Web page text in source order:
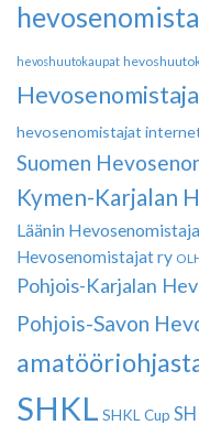
hevoshuutokaupat
hevosenomistajat
Suomen
Kymen-Karjalan
Läänin
Hevosenomistajat ry
Pohjois-Karjalan
Pohjois-Savon
SHKL SHKL Cup